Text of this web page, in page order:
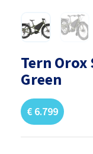
Tern Orox
Green
€ 6.799